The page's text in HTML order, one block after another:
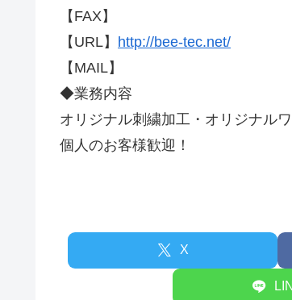
【FAX】
【URL】 http://bee-tec.net/
【MAIL】
◆業務内容
オリジナル刺繍加工・オリジナル
個人のお客様歓迎！
X